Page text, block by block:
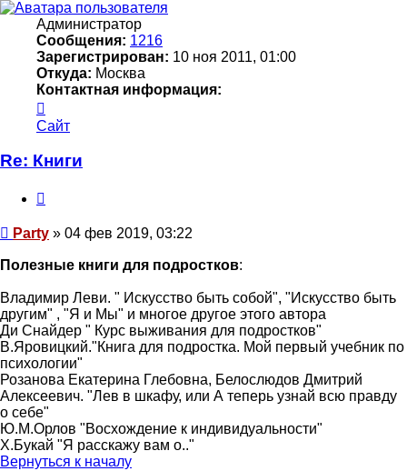
Администратор
Сообщения: 1216
Зарегистрирован: 10 ноя 2011, 01:00
Откуда: Москва
Контактная информация:
информация
пользователя
Party
Сайт
Re: Книги
Сообщение
Party » 04 фев 2019, 03:22
Полезные книги для подростков:
Владимир Леви. " Искусство быть собой", "Искусство быть
другим" , "Я и Мы" и многое другое этого автора
Ди Снайдер " Курс выживания для подростков"
В.Яровицкий."Книга для подростка. Мой первый учебник по
психологии"
Розанова Екатерина Глебовна, Белослюдов Дмитрий
Алексеевич. "Лев в шкафу, или А теперь узнай всю правду
о себе"
Ю.М.Орлов "Восхождение к индивидуальности"
Х.Букай "Я расскажу вам о.."
Вернуться к началу